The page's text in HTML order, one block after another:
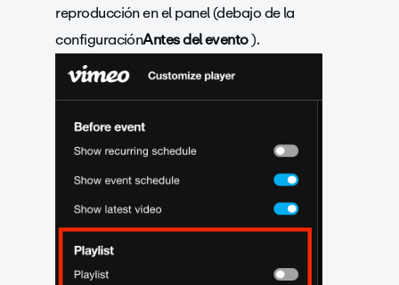
reproducciónen el panel (debajode la
configuraciónAntes del evento).